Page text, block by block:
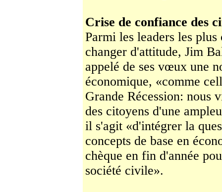
Crise de confiance des
Parmi les leaders les
changer d'attitude, Jim
appelé de ses vœux une
économique, «comme
Grande Récession: nous
des citoyens d'une
il s'agit «d'intégrer la
concepts de base en
chèque en fin d'année
société civile».